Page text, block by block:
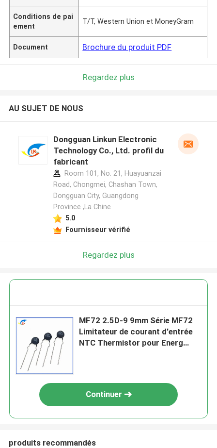
Conditions de pai
ement
T/T, Western Union et MoneyGram
Document Brochure du produit PDF
Regardez plus
AU SUJET DE NOUS
Dongguan Linkun Electronic
Technology Co., Ltd. profil du
fabricant
Room 101, No. 21, Huayuanzai
Road, Chongmei, Chashan Town,
Dongguan City, Guangdong
Province ,La Chine
5.0
Fournisseur vérifié
Regardez plus
MF72 2.5D-9 9mm Série MF72
Limitateur de courant d'entrée
NTC Thermistor pour Energ
Continuer
produits recommandés